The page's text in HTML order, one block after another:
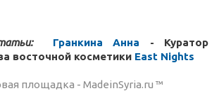
Гранкина Анна - Куратор
восточной косметики East Nights
площадка - MadeinSyria.ru ™